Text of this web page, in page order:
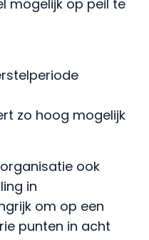
mogelijk op peil te
zo hoog mogelijk
ook
in
om op een
punten in acht